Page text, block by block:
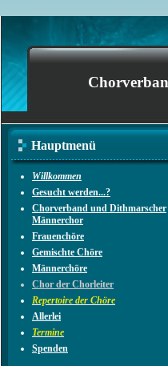
Hauptmenü
Willkommen
Gesucht werden...?
Chorverband und Dithmarscher
Männerchor
Frauenchöre
Gemischte Chöre
Männerchöre
Chor der Chorleiter
Repertoire der Chöre
Allerlei
Termine
Spenden